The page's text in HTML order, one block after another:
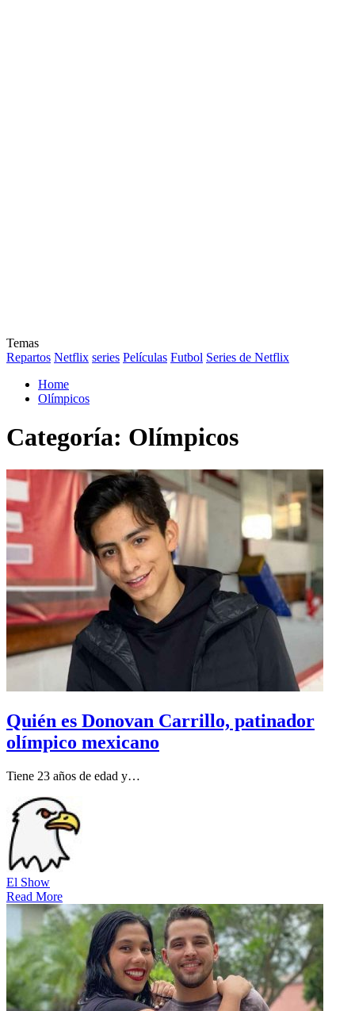
Temas
Repartos Netflix series Películas Futbol Series de Netflix
Home
Olímpicos
Categoría: Olímpicos
Quién es Donovan Carrillo, patinador
olímpico mexicano
Tiene 23 años de edad y…
El Show
Read More